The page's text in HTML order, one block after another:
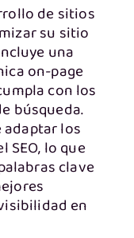
de sitios
su sitio
una
on-page
con los
búsqueda.
adaptar los
lo que
clave
en